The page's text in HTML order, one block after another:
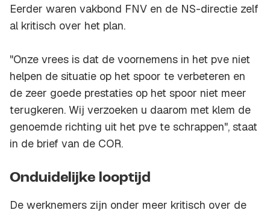
Eerder waren vakbond FNV en de NS-directie zelf
al kritisch over het plan.
"Onze vrees is dat de voornemens in het pve niet
helpen de situatie op het spoor te verbeteren en
de zeer goede prestaties op het spoor niet meer
terugkeren. Wij verzoeken u daarom met klem de
genoemde richting uit het pve te schrappen", staat
in de brief van de COR.
Onduidelijke looptijd
De werknemers zijn onder meer kritisch over de